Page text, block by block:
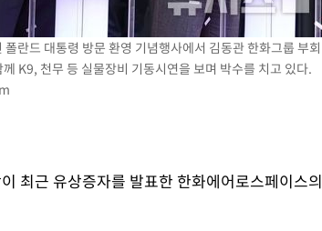
란드 대통령 방문 환영 기념행사에서 김동관 한화그룹 부회
K9, 천무 등 실물장비 기동시연을 보며 박수를 치고 있다.
최근 유상증자를 발표한 한화에어로스페이스의